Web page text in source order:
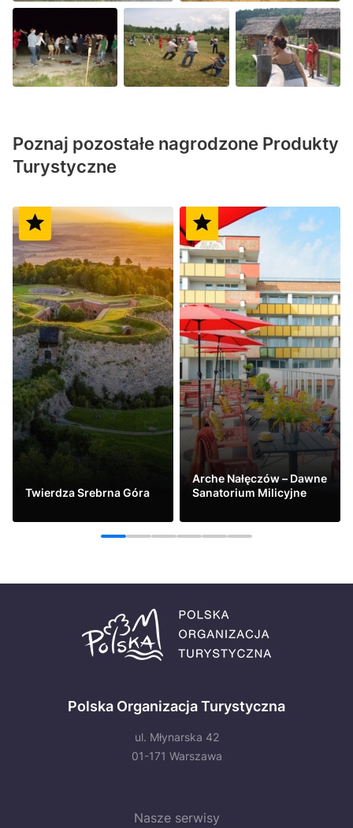
Poznaj pozostałe nagrodzone Produkty
Turystyczne
Twierdza Srebrna Góra
Zobacz
Arche Nałęczów – Dawne
Sanatorium Milicyjne
Zobacz
1 2 3 4 5 6
Polska Organizacja Turystyczna
ul. Młynarska 42
01-171 Warszawa
Nasze serwisy